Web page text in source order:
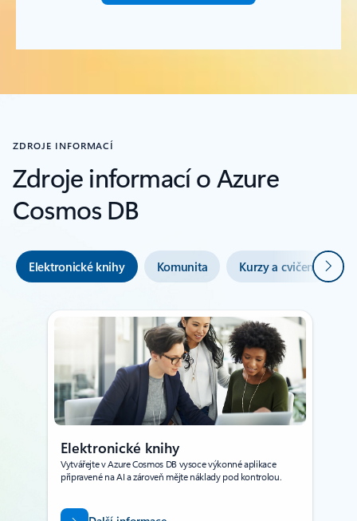
ZDROJE INFORMACÍ
Zdroje informací o Azure
Cosmos DB
Elektronické knihy Komunita Kurzy a cvičení Další
Elektronické knihy
Vytvářejte v Azure Cosmos DB vysoce výkonné aplikace
připravené na AI a zároveň mějte náklady pod kontrolou.